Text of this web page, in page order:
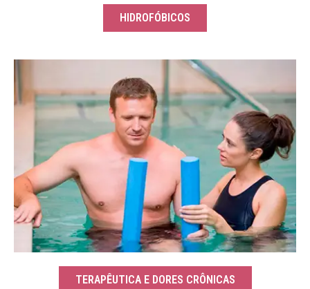
HIDROFÓBICOS
TERAPÊUTICA E DORES CRÔNICAS